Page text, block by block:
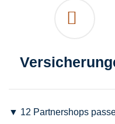
▼ 12 Partnershops